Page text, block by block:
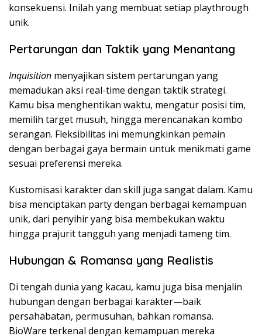
konsekuensi. Inilah yang membuat setiap playthrough
unik.
Pertarungan dan Taktik yang Menantang
Inquisition menyajikan sistem pertarungan yang
memadukan aksi real-time dengan taktik strategi.
Kamu bisa menghentikan waktu, mengatur posisi tim,
memilih target musuh, hingga merencanakan kombo
serangan. Fleksibilitas ini memungkinkan pemain
dengan berbagai gaya bermain untuk menikmati game
sesuai preferensi mereka.
Kustomisasi karakter dan skill juga sangat dalam. Kamu
bisa menciptakan party dengan berbagai kemampuan
unik, dari penyihir yang bisa membekukan waktu
hingga prajurit tangguh yang menjadi tameng tim.
Hubungan & Romansa yang Realistis
Di tengah dunia yang kacau, kamu juga bisa menjalin
hubungan dengan berbagai karakter—baik
persahabatan, permusuhan, bahkan romansa.
BioWare terkenal dengan kemampuan mereka